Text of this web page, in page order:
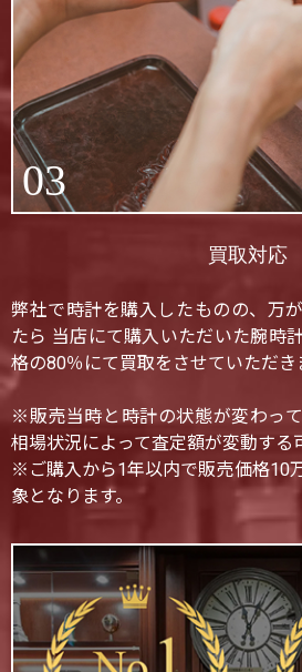
03
買取対応
弊社で時計を購入したものの、万
たら 当店にて購入いただいた腕時
格の80％にて買取をさせていただき
※販売当時と時計の状態が変わって
相場状況によって査定額が変動する
※ご購入から1年以内で販売価格10
象となります。